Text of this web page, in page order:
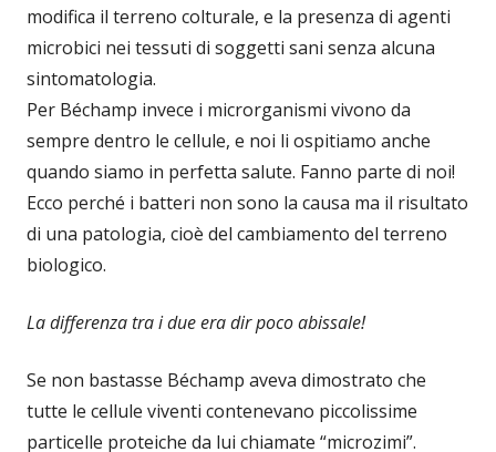
modifica il terreno colturale, e la presenza di agenti
microbici nei tessuti di soggetti sani senza alcuna
sintomatologia.
Per Béchamp invece i microrganismi vivono da
sempre dentro le cellule, e noi li ospitiamo anche
quando siamo in perfetta salute. Fanno parte di noi!
Ecco perché i batteri non sono la causa ma il risultato
di una patologia, cioè del cambiamento del terreno
biologico.
La differenza tra i due era dir poco abissale!
Se non bastasse Béchamp aveva dimostrato che
tutte le cellule viventi contenevano piccolissime
particelle proteiche da lui chiamate “microzimi”.